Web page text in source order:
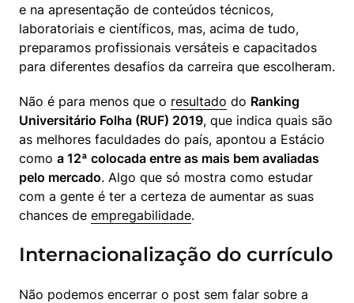
e na apresentação de conteúdos técnicos,
laboratoriais e científicos, mas, acima de tudo,
preparamos profissionais versáteis e capacitados
para diferentes desafios da carreira que escolheram.
Não é para menos que o resultado do Ranking
Universitário Folha (RUF) 2019, que indica quais são
as melhores faculdades do país, apontou a Estácio
como a 12ª colocada entre as mais bem avaliadas
pelo mercado. Algo que só mostra como estudar
com a gente é ter a certeza de aumentar as suas
chances de empregabilidade.
Internacionalização do currículo
Não podemos encerrar o post sem falar sobre a